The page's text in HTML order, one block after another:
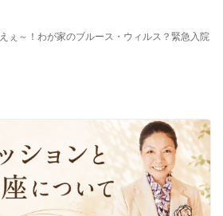
えぇ～！わが家のブルース・ウィルス？緊急入院